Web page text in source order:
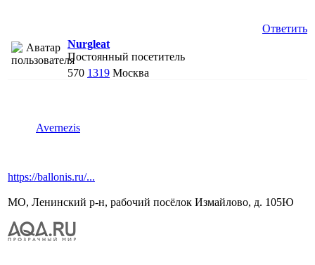
Ответить
Nurgleat
Постоянный посетитель
570 1319 Москва
Avernezis
https://ballonis.ru/...
МО, Ленинский р-н, рабочий посёлок Измайлово, д. 105Ю